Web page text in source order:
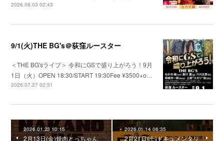
2026.08.03 02:43
9/1(火)THE BG's＠荻窪ルースター
＜THE BG'sライブ＞ 令和にGSで盛り上がろう！9月
1日（火）OPEN 18:30/START 19:30Fee ¥3500+o…
2026.07.27 02:51
2026.01.23 10:15
2月13日(金)焼肉とっちゃん
2026.01.14 06:35
2月21日(土)ドキュメンタリ